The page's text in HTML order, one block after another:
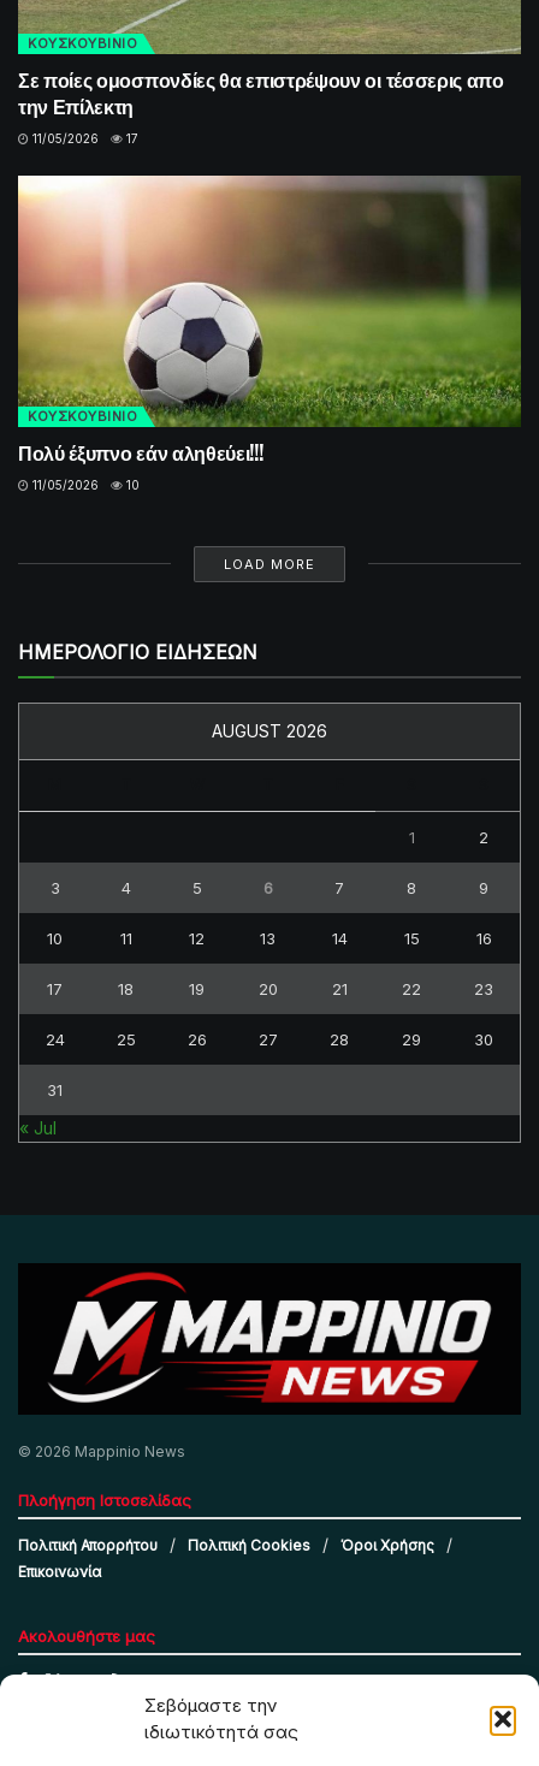
Σεβόμαστε την
ιδιωτικότητά σας
ΚΟΥΣΚΟΥΒΙΝΙΟ
Σε ποίες ομοσπονδίες θα επιστρέψουν οι τέσσερις απο
την Επίλεκτη
11/05/2026 17
ΚΟΥΣΚΟΥΒΙΝΙΟ
Πολύ έξυπνο εάν αληθεύει!!!
11/05/2026 10
LOAD MORE
ΗΜΕΡΟΛΟΓΙΟ ΕΙΔΗΣΕΩΝ
AUGUST 2026
1 2
3 4 5 6 7 8 9
10 11 12 13 14 15 16
17 18 19 20 21 22 23
24 25 26 27 28 29 30
31
« Jul
© 2026 Mappinio News
Πλοήγηση Ιστοσελίδας
Πολιτική Απορρήτου Πολιτική Cookies
Όροι Χρήσης
Επικοινωνία
Ακολουθήστε μας